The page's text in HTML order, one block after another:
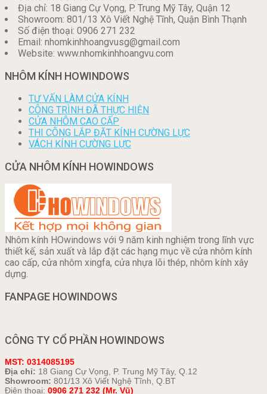
Địa chỉ: 18 Giang Cự Vọng, P. Trung Mỹ Tây, Quận 12
Showroom: 801/13 Xô Viết Nghệ Tĩnh, Quận Bình Thạnh
Số điện thoại: 0906 271 232
Email: nhomkinhhoangvusg@gmail.com
Website: www.nhomkinhhoangvu.com
NHÔM KÍNH HOWINDOWS
TƯ VẤN LÀM CỬA KÍNH
CÔNG TRÌNH ĐÃ THỰC HIỆN
CỬA NHÔM CAO CẤP
THI CÔNG LẮP ĐẶT KÍNH CƯỜNG LỰC
VÁCH KÍNH CƯỜNG LỰC
CỬA NHÔM KÍNH HOWINDOWS
Nhôm kính HOwindows với 9 năm kinh nghiệm trong lĩnh vực
thiết kế, sản xuất và lắp đặt các hạng mục về cửa nhôm kính
cao cấp, cửa nhôm xingfa, cửa nhựa lõi thép, nhôm kính xây
dựng.
FANPAGE HOWINDOWS
CÔNG TY CỔ PHẦN HOWINDOWS
MST: 0314085195
Địa chỉ: 18 Giang Cự Vọng, P. Trung Mỹ Tây, Q.12
Showroom: 801/13 Xô Viết Nghệ Tĩnh, Q.BT
Điện thoại: 0906 271 232 (Mr. Vũ)